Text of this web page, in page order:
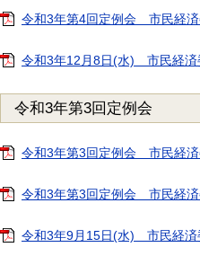
令和3年第4回定例会 市民経
令和3年12月8日(水) 市民経
令和3年第3回定例会
令和3年第3回定例会 市民経
令和3年第3回定例会 市民経
令和3年9月15日(水) 市民経